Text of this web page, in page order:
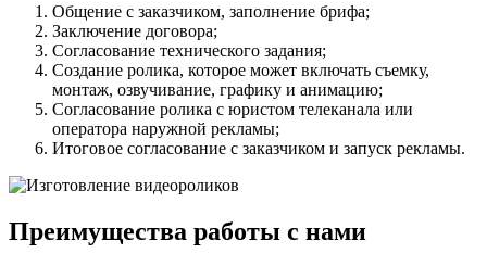
Общение с заказчиком, заполнение брифа;
Заключение договора;
Согласование технического задания;
Создание ролика, которое может включать съемку,
монтаж, озвучивание, графику и анимацию;
Согласование ролика с юристом телеканала или
оператора наружной рекламы;
Итоговое согласование с заказчиком и запуск рекламы.
Преимущества работы с нами